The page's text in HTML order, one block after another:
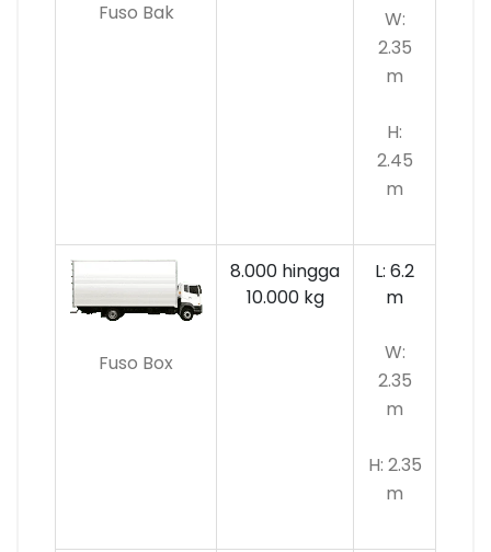
Fuso Bak
W:
2.35
m
H:
2.45
m
Fuso Box
8.000 hingga
10.000 kg
L: 6.2
m
W:
2.35
m
H: 2.35
m